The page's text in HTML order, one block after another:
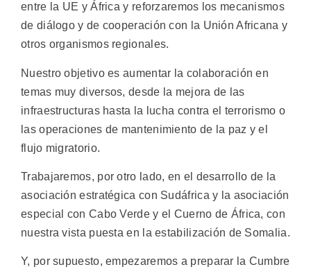
entre la UE y África y reforzaremos los mecanismos
de diálogo y de cooperación con la Unión Africana y
otros organismos regionales.
Nuestro objetivo es aumentar la colaboración en
temas muy diversos, desde la mejora de las
infraestructuras hasta la lucha contra el terrorismo o
las operaciones de mantenimiento de la paz y el
flujo migratorio.
Trabajaremos, por otro lado, en el desarrollo de la
asociación estratégica con Sudáfrica y la asociación
especial con Cabo Verde y el Cuerno de África, con
nuestra vista puesta en la estabilización de Somalia.
Y, por supuesto, empezaremos a preparar la Cumbre